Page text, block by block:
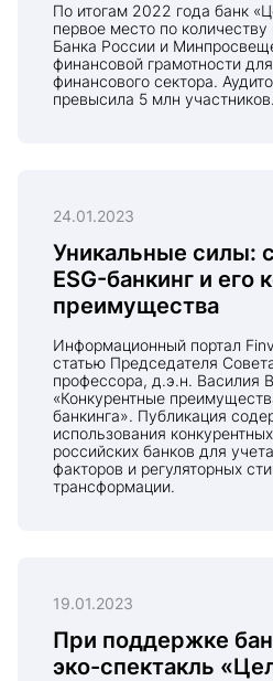
По итогам 2022 года банк «Центр-инвест» занял
первое место по
Банка России и
финансовой грамотности
финансового сектора.
превысила 5 млн участников.
24.01.2023
Уникальные силы:
ESG-банкинг и его
преимущества
Информационный портал Finversia.ru опубликовал
статью Председателя
профессора, д.э.н. Василия
«Конкурентные
банкинга». Публикация
использования
российских банков для
факторов и регуляторных
трансформации.
19.01.2023
При поддержке
эко-спектакль